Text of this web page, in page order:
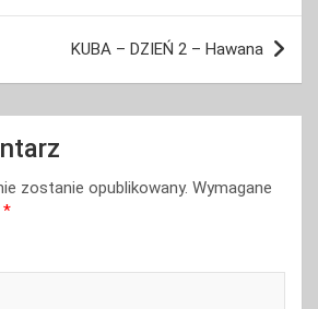
KUBA – DZIEŃ 2 – Hawana
zostanie opublikowany. Wymagane
*